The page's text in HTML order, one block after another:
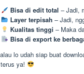
Bisa di edit total – Jadi,
Layer terpisah – Jadi,
Kualitas tinggi – Maka
Bisa di export ke
lo udah siap buat
ya!